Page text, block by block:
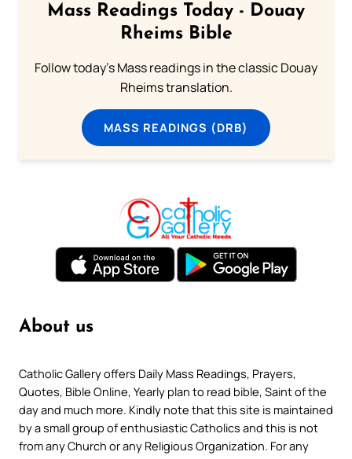
Mass Readings Today - Douay
Rheims Bible
Follow today's Mass readings in the classic Douay
Rheims translation.
MASS READINGS (DRB)
About us
Catholic Gallery offers Daily Mass Readings, Prayers,
Quotes, Bible Online, Yearly plan to read bible, Saint of the
day and much more. Kindly note that this site is maintained
by a small group of enthusiastic Catholics and this is not
from any Church or any Religious Organization. For any